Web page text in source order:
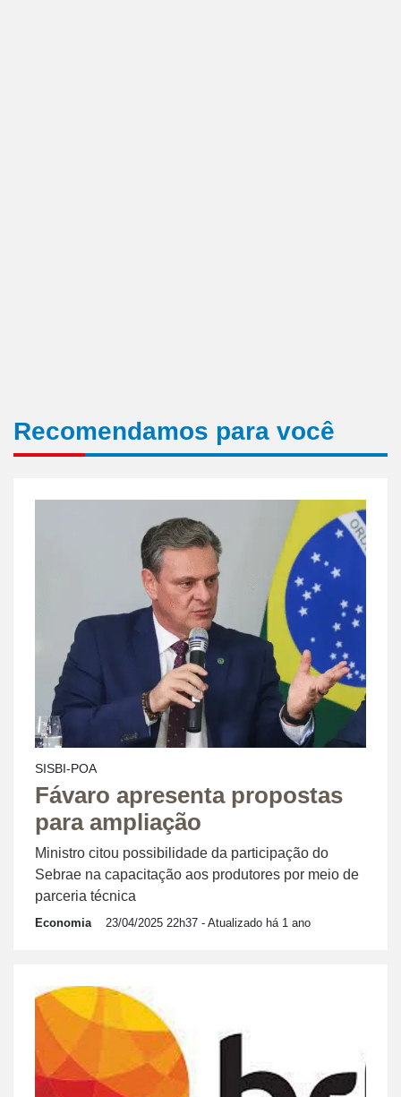
Recomendamos para você
SISBI-POA
Fávaro apresenta propostas
para ampliação
Ministro citou possibilidade da participação do
Sebrae na capacitação aos produtores por meio de
parceria técnica
Economia 23/04/2025 22h37 - Atualizado há 1 ano